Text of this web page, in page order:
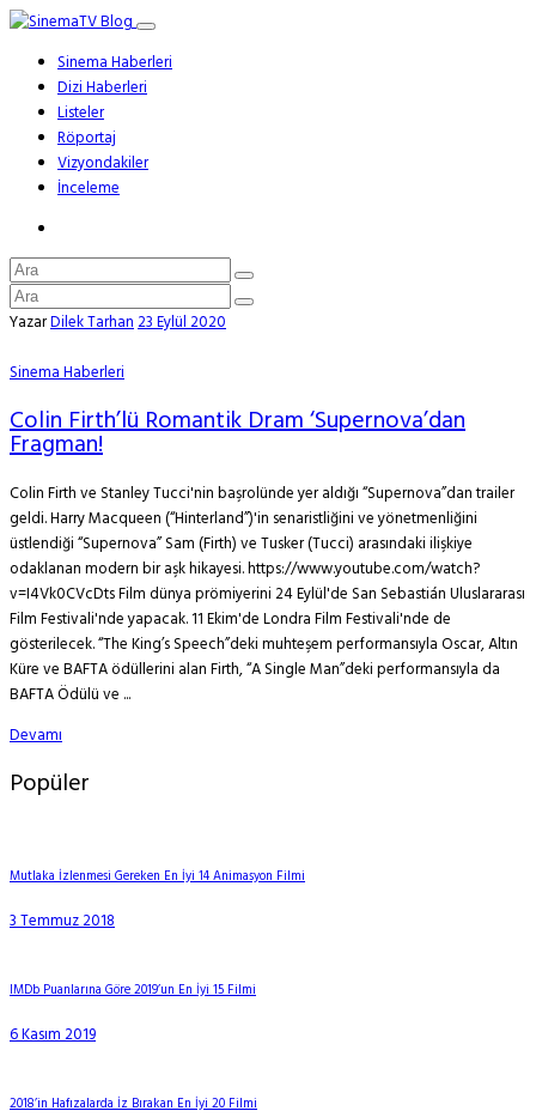
Sinema Haberleri
Dizi Haberleri
Listeler
Röportaj
Vizyondakiler
İnceleme
YazarDilek Tarhan23 Eylül 2020
Sinema Haberleri
Colin Firth’lü Romantik Dram ‘Supernova’dan
Fragman!
Colin Firth ve Stanley Tucci'nin başrolünde yer aldığı “Supernova”dan trailer
geldi. Harry Macqueen (“Hinterland”)'in senaristliğini ve yönetmenliğini
üstlendiği “Supernova” Sam (Firth) ve Tusker (Tucci) arasındaki ilişkiye
odaklanan modern bir aşk hikayesi. https://www.youtube.com/watch?
v=I4Vk0CVcDts Film dünya prömiyerini 24 Eylül'de San Sebastián Uluslararası
Film Festivali'nde yapacak. 11 Ekim'de Londra Film Festivali'nde de
gösterilecek. “The King’s Speech”deki muhteşem performansıyla Oscar, Altın
Küre ve BAFTA ödüllerini alan Firth, “A Single Man”deki performansıyla da
BAFTA Ödülü ve ...
Devamı
Popüler
Mutlaka İzlenmesi Gereken En İyi 14 Animasyon Filmi
3 Temmuz 2018
IMDb Puanlarına Göre 2019’un En İyi 15 Filmi
6 Kasım 2019
2018’in Hafızalarda İz Bırakan En İyi 20 Filmi